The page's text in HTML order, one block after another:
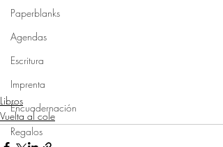
Paperblanks
Agendas
Escritura
Imprenta
Encuadernación
Regalos
Libros
Vuelta al cole